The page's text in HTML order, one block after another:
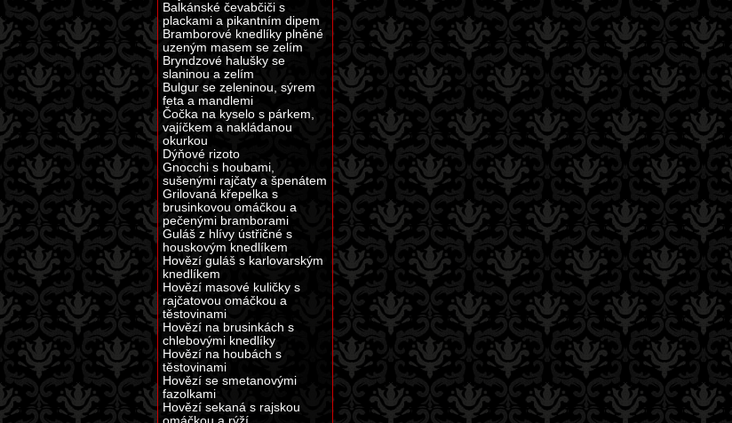
Balkánské čevabčiči s
plackami a pikantním dipem
Bramborové knedlíky plněné
uzeným masem se zelím
Bryndzové halušky se
slaninou a zelím
Bulgur se zeleninou, sýrem
feta a mandlemi
Čočka na kyselo s párkem,
vajíčkem a nakládanou
okurkou
Dýňové rizoto
Gnocchi s houbami,
sušenými rajčaty a špenátem
Grilovaná křepelka s
brusinkovou omáčkou a
pečenými bramborami
Guláš z hlívy ústřičné s
houskovým knedlíkem
Hovězí guláš s karlovarským
knedlíkem
Hovězí masové kuličky s
rajčatovou omáčkou a
těstovinami
Hovězí na brusinkách s
chlebovými knedlíky
Hovězí na houbách s
těstovinami
Hovězí se smetanovými
fazolkami
Hovězí sekaná s rajskou